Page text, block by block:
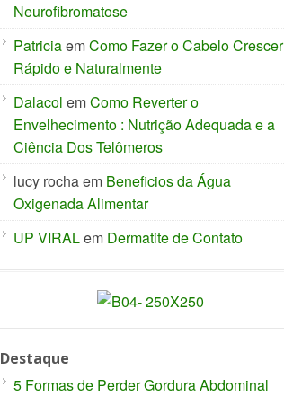
Neurofibromatose
PatriciaemComo Fazer o Cabelo Crescer
Rápido e Naturalmente
Dalacol emComo Reverter o
Envelhecimento : Nutrição Adequada e a
Ciência Dos Telômeros
lucy rochaem Beneficios da Água
Oxigenada Alimentar
UP VIRALem Dermatite de Contato
Destaque
5 Formas de Perder Gordura Abdominal